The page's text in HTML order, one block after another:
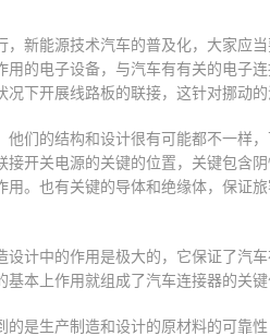
，新能源技术汽车的普及化，大家应
用的电子设备，与汽车有有关的电子
况下开展线路板的联接，这针对挪动
他们的结构和设计很有可能都不一样
接开关电源的关键的位置，关键包含
用。也有关键的导体和绝缘体，保证
设计中的作用是极大的，它保证了汽
基本上作用就组成了汽车连接器的关
的是生产制造和设计的原材料的可靠